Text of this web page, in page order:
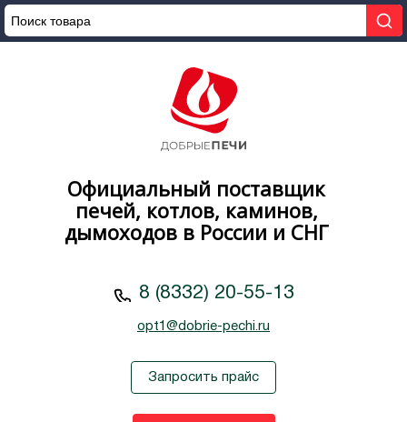
Официальный поставщик
печей, котлов, каминов,
дымоходов в России и СНГ
8 (8332) 20-55-13
opt1@dobrie-pechi.ru
Запросить прайс